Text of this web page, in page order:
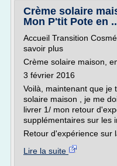
Crème solaire
Mon P'tit Pote en
Accueil Transition
savoir plus
Crème solaire maison,
3 février 2016
Voilà, maintenant que je
solaire maison , je me
livrer 1/ mon retour
supplémentaires sur les
Retour d'expérience sur
Lire la suite